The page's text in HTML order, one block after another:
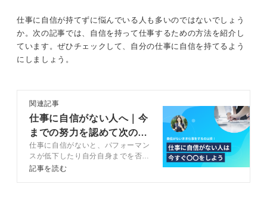
仕事に自信が持てずに悩んでいる人も多いのではないでしょう
か。次の記事では、自信を持って仕事するための方法を紹介し
ています。ぜひチェックして、自分の仕事に自信を持てるよう
にしましょう。
関連記事
仕事に自信がない人へ｜今
までの努力を認めて次のス
テップに進むには
仕事に自信がないと、パフォーマン
スが低下したり自分自身までを否定
的にとらえてしまったりとさまざま
記事を読む